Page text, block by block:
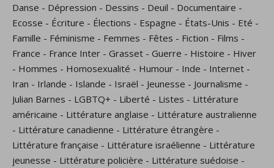
Danse - Dépression - Dessins - Deuil - Documentaire -
Ecosse - Écriture - Élections - Espagne - États-Unis - Eté -
Famille - Féminisme - Femmes - Fêtes - Fiction - Films -
France - France Inter - Grasset - Guerre - Histoire - Hiver
- Hommes - Homosexualité - Humour - Inde - Internet -
Iran - Irlande - Islande - Israël - Jeunesse - Journalisme -
Julian Barnes - LGBTQ+ - Liberté - Listes - Littérature
américaine - Littérature anglaise - Littérature australienne
- Littérature canadienne - Littérature étrangère -
Littérature française - Littérature israélienne - Littérature
jeunesse - Littérature policière - Littérature suédoise -